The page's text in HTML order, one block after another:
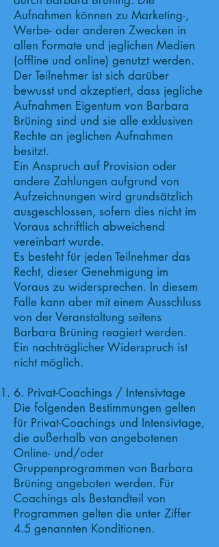
Aufnahmen können zu Marketing-,
Werbe- oder anderen Zwecken in
allen Formate und jeglichen Medien
(offline und online) genutzt werden.
Der Teilnehmer ist sich darüber
bewusst und akzeptiert, dass jegliche
Aufnahmen Eigentum von Barbara
Brüning sind und sie alle exklusiven
Rechte an jeglichen Aufnahmen
besitzt.
Ein Anspruch auf Provision oder
andere Zahlungen aufgrund von
Aufzeichnungen wird grundsätzlich
ausgeschlossen, sofern dies nicht im
Voraus schriftlich abweichend
vereinbart wurde.
Es besteht für jeden Teilnehmer das
Recht, dieser Genehmigung im
Voraus zu widersprechen. In diesem
Falle kann aber mit einem Ausschluss
von der Veranstaltung seitens
Barbara Brüning reagiert werden.
Ein nachträglicher Widerspruch ist
nicht möglich.
6. Privat-Coachings / Intensivtage
Die folgenden Bestimmungen gelten
für Privat-Coachings und Intensivtage,
die außerhalb von angebotenen
Online- und/oder
Gruppenprogrammen von Barbara
Brüning angeboten werden. Für
Coachings als Bestandteil von
Programmen gelten die unter Ziffer
4.5 genannten Konditionen.